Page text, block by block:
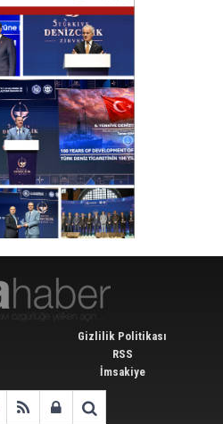
Gizlilik Politikası
RSS
İmsakiye